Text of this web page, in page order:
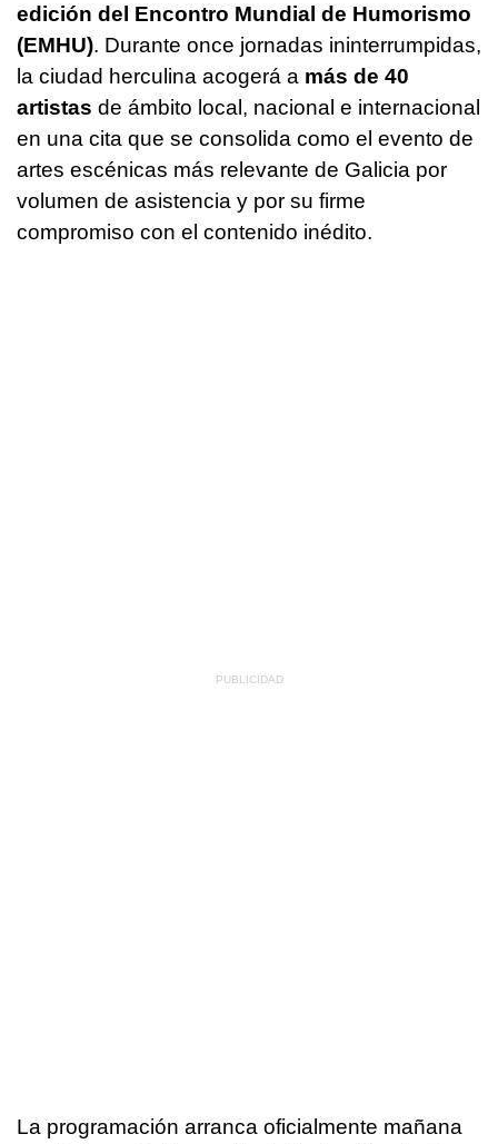
edición del Encontro Mundial de Humorismo
(EMHU). Durante once jornadas ininterrumpidas,
la ciudad herculina acogerá a más de 40
artistas de ámbito local, nacional e internacional
en una cita que se consolida como el evento de
artes escénicas más relevante de Galicia por
volumen de asistencia y por su firme
compromiso con el contenido inédito.
La programación arranca oficialmente mañana